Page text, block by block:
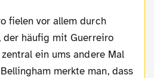
der häufig mit Guerreiro
ein ums andere Mal
merkte man, dass